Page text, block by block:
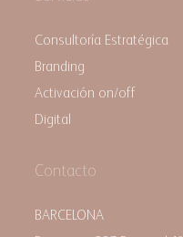
Consultoría Estratégica
Branding
Activación on/off
Digital
Contacto
BARCELONA